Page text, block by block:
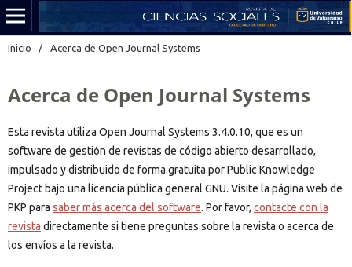
Inicio / Acerca de Open Journal Systems
Acerca de Open Journal Systems
Esta revista utiliza Open Journal Systems 3.4.0.10, que es un
software de gestión de revistas de código abierto desarrollado,
impulsado y distribuido de forma gratuita por Public Knowledge
Project bajo una licencia pública general GNU. Visite la página web de
PKP para saber más acerca del software. Por favor, contacte con la
revista directamente si tiene preguntas sobre la revista o acerca de
los envíos a la revista.